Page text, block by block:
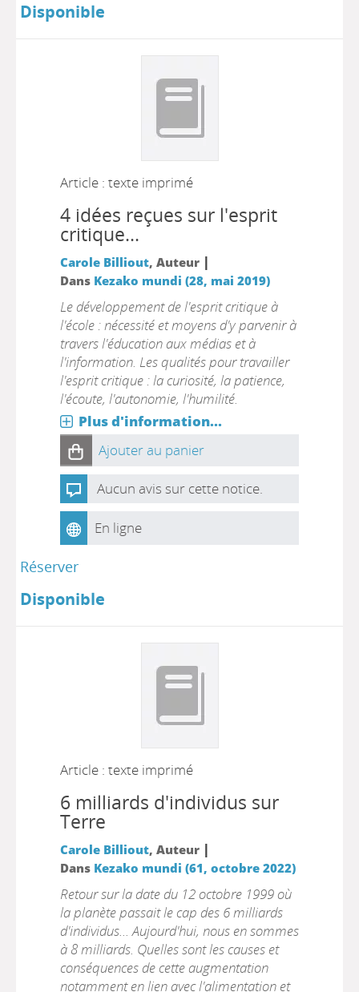
Disponible
Article : texte imprimé
4 idées reçues sur l'esprit
critique...
Carole Billiout, Auteur |
Dans Kezako mundi (28, mai 2019)
Le développement de l'esprit critique à
l'école : nécessité et moyens d'y parvenir à
travers l'éducation aux médias et à
l'information. Les qualités pour travailler
l'esprit critique : la curiosité, la patience,
l'écoute, l'autonomie, l'humilité.
Plus d'information...
Ajouter au panier
Aucun avis sur cette notice.
En ligne
Réserver
Disponible
Article : texte imprimé
6 milliards d'individus sur
Terre
Carole Billiout, Auteur |
Dans Kezako mundi (61, octobre 2022)
Retour sur la date du 12 octobre 1999 où
la planète passait le cap des 6 milliards
d'individus... Aujourd'hui, nous en sommes
à 8 milliards. Quelles sont les causes et
conséquences de cette augmentation
notamment en lien avec l'alimentation et